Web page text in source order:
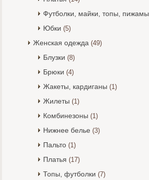
Футболки, майки, топы, пижамы
Юбки (5)
Женская одежда (49)
Блузки (8)
Брюки (4)
Жакеты, кардиганы (1)
Жилеты (1)
Комбинезоны (1)
Нижнее белье (3)
Пальто (1)
Платья (17)
Топы, футболки (7)